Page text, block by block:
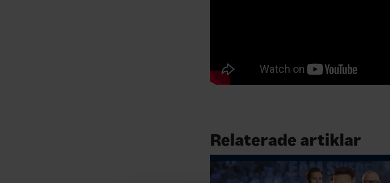
Relaterade artiklar